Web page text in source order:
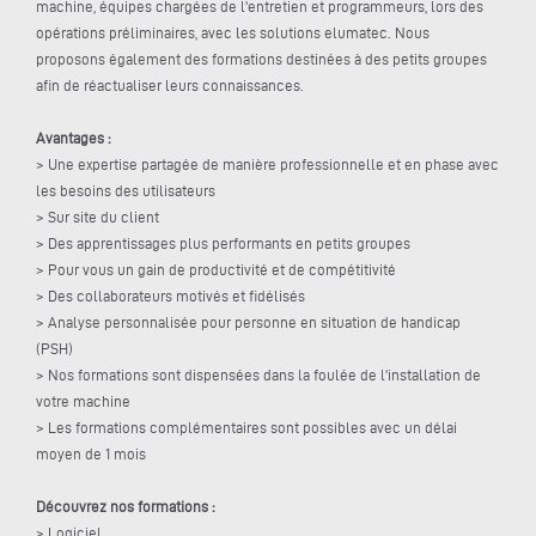
machine, équipes chargées de l'entretien et programmeurs, lors des
opérations préliminaires, avec les solutions elumatec. Nous
proposons également des formations destinées à des petits groupes
afin de réactualiser leurs connaissances.
Avantages :
> Une expertise partagée de manière professionnelle et en phase avec
les besoins des utilisateurs
> Sur site du client
> Des apprentissages plus performants en petits groupes
> Pour vous un gain de productivité et de compétitivité
> Des collaborateurs motivés et fidélisés
> Analyse personnalisée pour personne en situation de handicap
(PSH)
> Nos formations sont dispensées dans la foulée de l'installation de
votre machine
> Les formations complémentaires sont possibles avec un délai
moyen de 1 mois
Découvrez nos formations :
> Logiciel